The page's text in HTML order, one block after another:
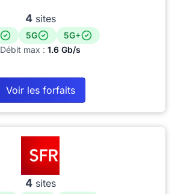
4sites
5G
5G+
Débit max : 1.6 Gb/s
Voir les forfaits
4sites